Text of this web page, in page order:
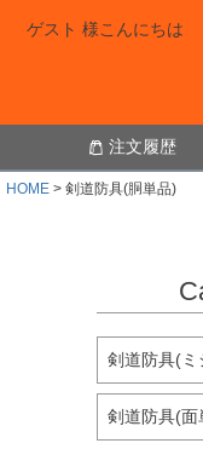
ゲスト 様こんにちは
注文履歴
HOME 剣道防具(胴単品)
剣道防具(ミ
剣道防具(面